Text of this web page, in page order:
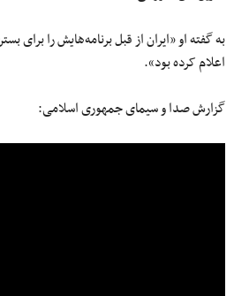
به گفته او «ایران از قبل برنامه‌هایش را
اعلام کرده بود».
گزارش صدا و سیمای جمهوری اسلامی: